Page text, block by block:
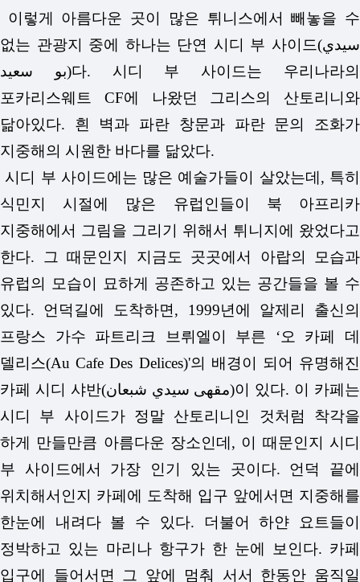
이렇게 아름다운 곳이 많은 튀니스에서 빼놓을 수
없는 관광지 중에 하나는 단연 시디 부 사이드(سيدي
بو سعيد)다. 시디 부 사이드는 우리나라의
포카리스웨트 CF에 나왔던 그리스의 산토리니와
닮아있다. 흰 벽과 파란 창문과 파란 문의 조화가
지중해의 시원한 바다를 닮았다.
시디 부 사이드에는 많은 예술가들이 살았는데, 특히
식민지 시절에 많은 유럽인들이 북 아프리카
지중해에서 그림을 그리기 위해서 튀니지에 왔었다고
한다. 그 때문인지 지금도 곳곳에서 아랍의 모습과
유럽의 모습이 묘하게 공존하고 있는 공간들을 볼 수
있다. 언덕길에 도착하면, 1999년에 알제리 출신의
프랑스 가수 파트리크 브뤼엘이 부른 ‘오 카페 데
델리스(Au Cafe Des Delices)'의 배경이 되어 유명해진
카페 시디 샤반(مقهى سيدي شبعان)이 있다. 이 카페는
시디 부 사이드가 정말 산토리니인 것처럼 착각을
하게 만들만큼 아름다운 장소인데, 이 때문인지 시디
부 사이드에서 가장 인기 있는 곳이다. 언덕 끝에
위치해서인지 카페에 도착해 입구 앞에서면 지중해를
한눈에 내려다 볼 수 있다. 더불어 하얀 요트들이
정박하고 있는 마리나 항구가 한 눈에 보인다. 카페
입구에 들어서면 그 앞에 멈춰 서서 한동안 움직일